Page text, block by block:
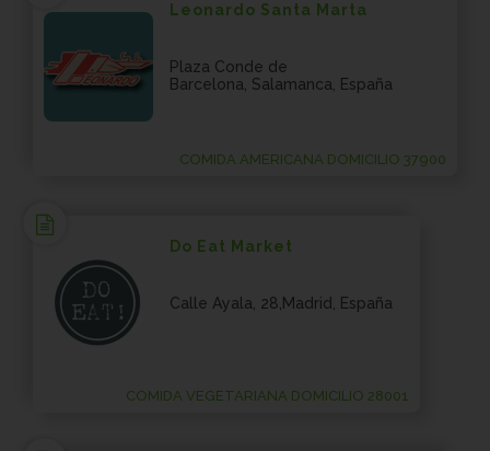
Leonardo Santa Marta
Plaza Conde de
Barcelona, Salamanca, España
COMIDA AMERICANA DOMICILIO 37900
Do Eat Market
Calle Ayala, 28,Madrid, España
COMIDA VEGETARIANA DOMICILIO 28001